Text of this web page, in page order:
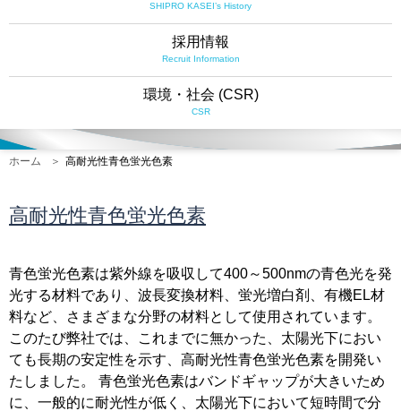
SHIPRO KASEI’s History
採用情報
Recruit Information
環境・社会 (CSR)
CSR
ホーム 高耐光性青色蛍光色素
高耐光性青色蛍光色素
青色蛍光色素は紫外線を吸収して400～500nmの青色光を発
光する材料であり、波長変換材料、蛍光増白剤、有機EL材
料など、さまざまな分野の材料として使用されています。
このたび弊社では、これまでに無かった、太陽光下におい
ても長期の安定性を示す、高耐光性青色蛍光色素を開発い
たしました。 青色蛍光色素はバンドギャップが大きいため
に、一般的に耐光性が低く、太陽光下において短時間で分